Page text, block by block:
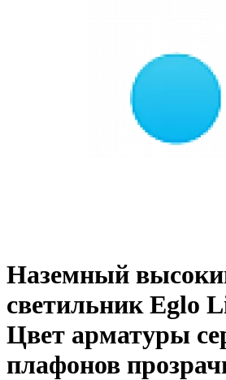
Наземный
светильник Eglo
Цвет арматуры
плафонов